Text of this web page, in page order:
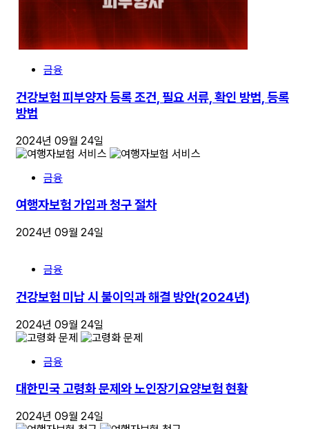
금융
건강보험 피부양자 등록 조건, 필요 서류, 확인 방법, 등록
방법
2024년 09월 24일
금융
여행자보험 가입과 청구 절차
2024년 09월 24일
금융
건강보험 미납 시 불이익과 해결 방안(2024년)
2024년 09월 24일
금융
대한민국 고령화 문제와 노인장기요양보험 현황
2024년 09월 24일